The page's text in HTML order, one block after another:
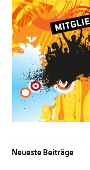
Neueste Beiträge